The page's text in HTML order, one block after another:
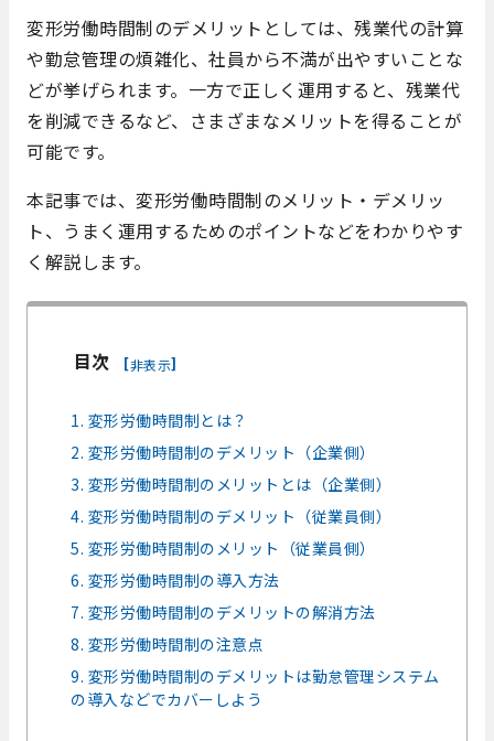
変形労働時間制のデメリットとしては、残業代の計算
や勤怠管理の煩雑化、社員から不満が出やすいことな
どが挙げられます。一方で正しく運用すると、残業代
を削減できるなど、さまざまなメリットを得ることが
可能です。
本記事では、変形労働時間制のメリット・デメリッ
ト、うまく運用するためのポイントなどをわかりやす
く解説します。
目次 [非表示]
1. 変形労働時間制とは？
2. 変形労働時間制のデメリット（企業側）
3. 変形労働時間制のメリットとは（企業側）
4. 変形労働時間制のデメリット（従業員側）
5. 変形労働時間制のメリット（従業員側）
6. 変形労働時間制の導入方法
7. 変形労働時間制のデメリットの解消方法
8. 変形労働時間制の注意点
9. 変形労働時間制のデメリットは勤怠管理システム
の導入などでカバーしよう